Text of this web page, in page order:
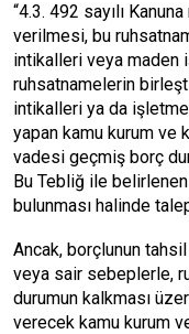
“4.3. 492 sayılı
verilmesi, bu
intikalleri veya maden
ruhsatnamelerin
intikalleri ya da
yapan kamu kurum ve
vadesi geçmiş borç
Bu Tebliğ ile
bulunması halinde
Ancak, borçlunun
veya sair sebeplerle,
durumun kalkması
verecek kamu kurum